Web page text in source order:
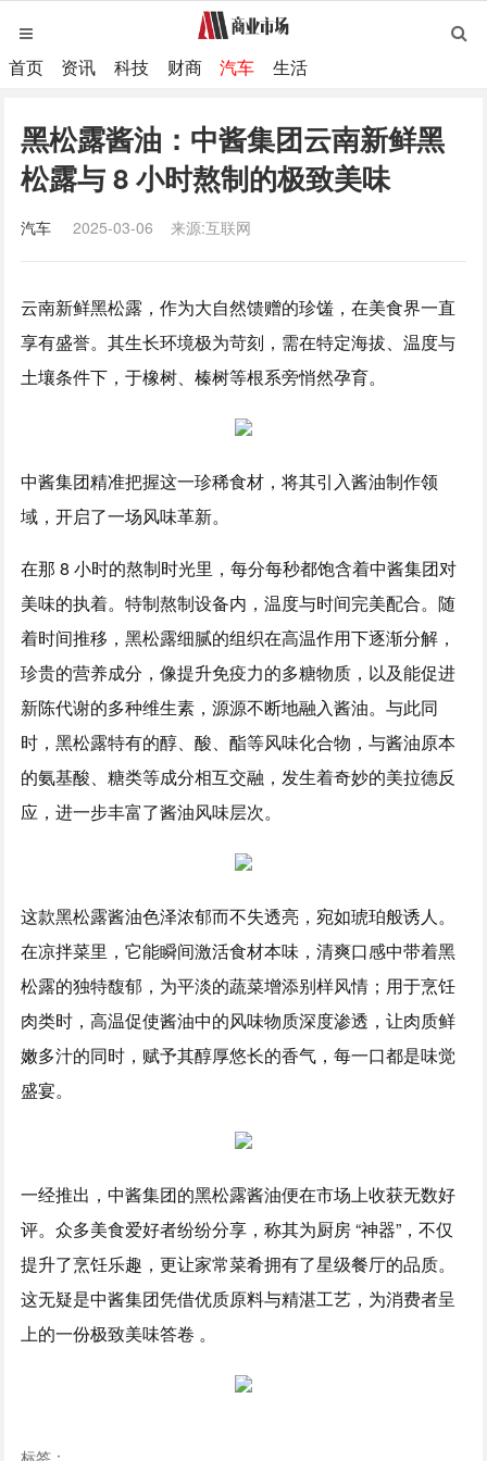
首页 资讯 科技 财商 汽车 生活
黑松露酱油：中酱集团云南新鲜黑
松露与 8 小时熬制的极致美味
汽车 2025-03-06 来源:互联网
云南新鲜黑松露，作为大自然馈赠的珍馐，在美食界一直
享有盛誉。其生长环境极为苛刻，需在特定海拔、温度与
土壤条件下，于橡树、榛树等根系旁悄然孕育。
中酱集团精准把握这一珍稀食材，将其引入酱油制作领
域，开启了一场风味革新。
在那 8 小时的熬制时光里，每分每秒都饱含着中酱集团对
美味的执着。特制熬制设备内，温度与时间完美配合。随
着时间推移，黑松露细腻的组织在高温作用下逐渐分解，
珍贵的营养成分，像提升免疫力的多糖物质，以及能促进
新陈代谢的多种维生素，源源不断地融入酱油。与此同
时，黑松露特有的醇、酸、酯等风味化合物，与酱油原本
的氨基酸、糖类等成分相互交融，发生着奇妙的美拉德反
应，进一步丰富了酱油风味层次。
这款黑松露酱油色泽浓郁而不失透亮，宛如琥珀般诱人。
在凉拌菜里，它能瞬间激活食材本味，清爽口感中带着黑
松露的独特馥郁，为平淡的蔬菜增添别样风情；用于烹饪
肉类时，高温促使酱油中的风味物质深度渗透，让肉质鲜
嫩多汁的同时，赋予其醇厚悠长的香气，每一口都是味觉
盛宴。
一经推出，中酱集团的黑松露酱油便在市场上收获无数好
评。众多美食爱好者纷纷分享，称其为厨房 “神器”，不仅
提升了烹饪乐趣，更让家常菜肴拥有了星级餐厅的品质。
这无疑是中酱集团凭借优质原料与精湛工艺，为消费者呈
上的一份极致美味答卷 。
标签：